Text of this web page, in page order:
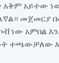
አቅም አይተው
መጀመርያ
ነው አምበል
ተጫውቻለው